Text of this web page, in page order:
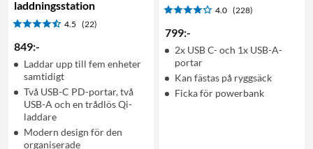
laddningsstation
4.5 (22)
849:-
Laddar upp till fem enheter
samtidigt
Två USB-C PD-portar, två
USB-A och en trådlös Qi-
laddare
Modern design för den
organiserade
4.0 (228)
799:-
2x USB C- och 1x USB-A-
portar
Kan fästas på ryggsäck
Ficka för powerbank